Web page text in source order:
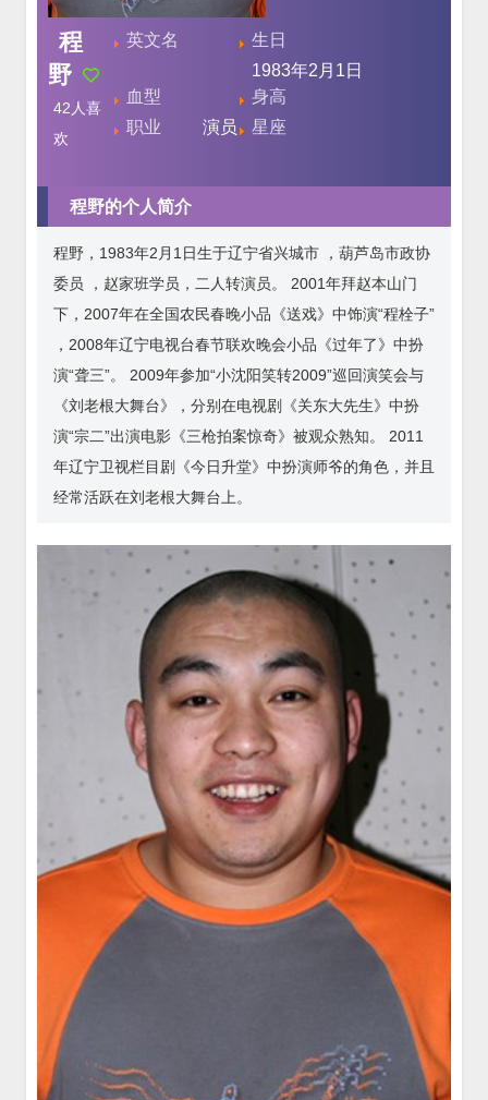
程
野
42 人喜
欢
英文名
生日
1983年2月1日
血型
身高
职业
演员 星座
程野的个人简介
程野，1983年2月1日生于辽宁省兴城市 ，葫芦岛市政协
委员 ，赵家班学员，二人转演员。 2001年拜赵本山门
下，2007年在全国农民春晚小品《送戏》中饰演“程栓子”
，2008年辽宁电视台春节联欢晚会小品《过年了》中扮
演“聋三”。 2009年参加“小沈阳笑转2009”巡回演笑会与
《刘老根大舞台》，分别在电视剧《关东大先生》中扮
演“宗二”出演电影《三枪拍案惊奇》被观众熟知。 2011
年辽宁卫视栏目剧《今日升堂》中扮演师爷的角色，并且
经常活跃在刘老根大舞台上。